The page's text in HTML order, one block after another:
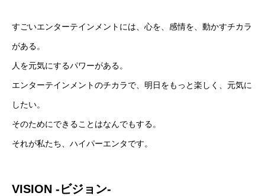
すごいエンターテインメントには、心を、感情を、動かすチカラ
がある。
人を元気にするパワーがある。
エンターテインメントのチカラで、明日をもっと楽しく、元気に
したい。
そのためにできることはなんでもする。
それが私たち、ハイパーエンタです。
VISION -ビジョン-